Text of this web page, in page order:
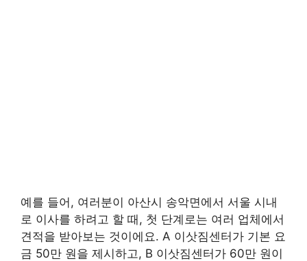
예를 들어, 여러분이 아산시 송악면에서 서울 시내
로 이사를 하려고 할 때, 첫 단계로는 여러 업체에서
견적을 받아보는 것이에요. A 이삿짐센터가 기본 요
금 50만 원을 제시하고, B 이삿짐센터가 60만 원이